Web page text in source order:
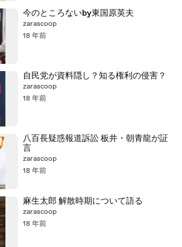
今のところないby東国原英夫
zarascoop
18 年前
自民党が資料隠し？知る権利の侵害？
zarascoop
18 年前
八百長疑惑報道訴訟 板井・朝青龍が証
言
zarascoop
18 年前
麻生太郎 解散時期について語る
zarascoop
18 年前